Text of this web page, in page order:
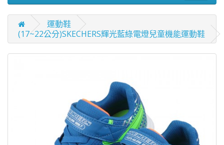
運動鞋
(17~22公分)SKECHERS輝光藍綠電燈兒童機能運動鞋